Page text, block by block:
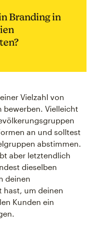
Branding in
Vielzahl von
bewerben. Vielleicht
an und solltest
abstimmen.
aber letztendlich
dieselben
deinen
hast, um deinen
Kunden ein